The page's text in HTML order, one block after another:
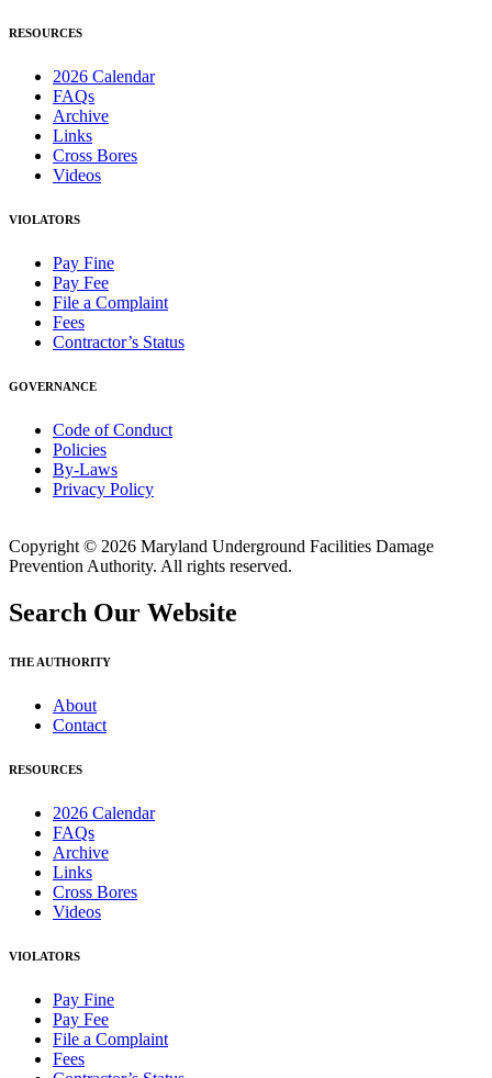
RESOURCES
2026 Calendar
FAQs
Archive
Links
Cross Bores
Videos
VIOLATORS
Pay Fine
Pay Fee
File a Complaint
Fees
Contractor’s Status
GOVERNANCE
Code of Conduct
Policies
By-Laws
Privacy Policy
Copyright © 2026 Maryland Underground Facilities Damage
Prevention Authority. All rights reserved.
Search Our Website
THE AUTHORITY
About
Contact
RESOURCES
2026 Calendar
FAQs
Archive
Links
Cross Bores
Videos
VIOLATORS
Pay Fine
Pay Fee
File a Complaint
Fees